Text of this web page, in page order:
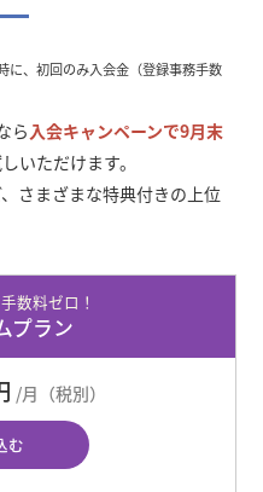
に、初回のみ入会金（登録事務手数
ら 入会キャンペーンで9月末
いただけます。
さまざまな特典付きの上位
数料ゼロ！
プラン
/月（税別）
む